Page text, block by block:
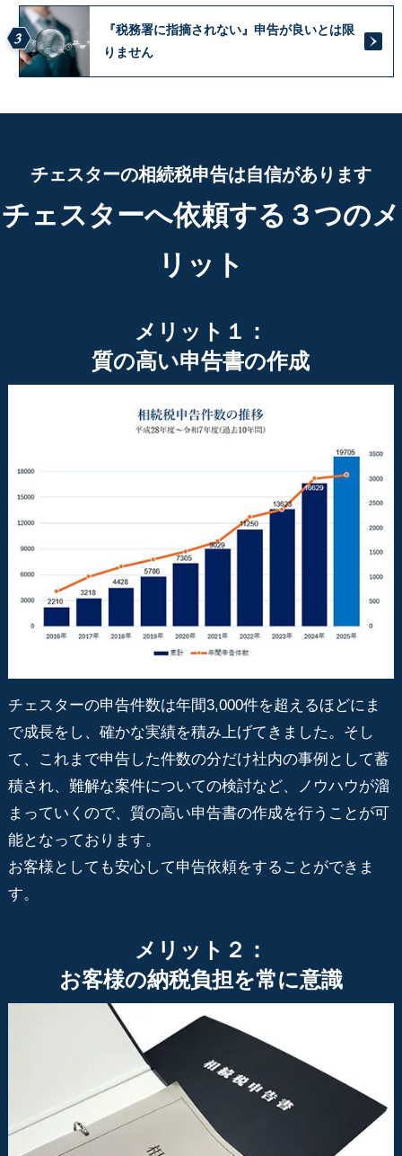
3
『税務署に指摘されない』申告が良いとは限
りません
チェスターの相続税申告は自信があります
チェスターへ依頼する３つのメ
リット
メリット１：
質の高い申告書の作成
チェスターの申告件数は年間3,000件を超えるほどにま
で成長をし、確かな実績を積み上げてきました。そし
て、これまで申告した件数の分だけ社内の事例として蓄
積され、難解な案件についての検討など、ノウハウが溜
まっていくので、質の高い申告書の作成を行うことが可
能となっております。
お客様としても安心して申告依頼をすることができま
す。
メリット２：
お客様の納税負担を常に意識